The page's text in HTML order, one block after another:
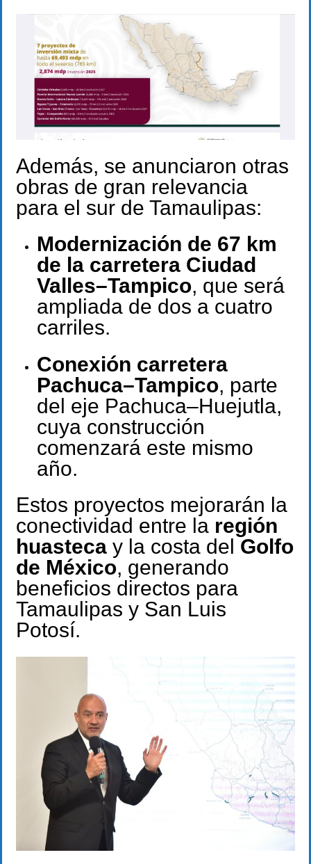
Además, se anunciaron otras
obras de gran relevancia
para el sur de Tamaulipas:
Modernización de 67 km
de la carretera Ciudad
Valles–Tampico, que será
ampliada de dos a cuatro
carriles.
Conexión carretera
Pachuca–Tampico, parte
del eje Pachuca–Huejutla,
cuya construcción
comenzará este mismo
año.
Estos proyectos mejorarán la
conectividad entre la región
huasteca y la costa del Golfo
de México, generando
beneficios directos para
Tamaulipas y San Luis
Potosí.